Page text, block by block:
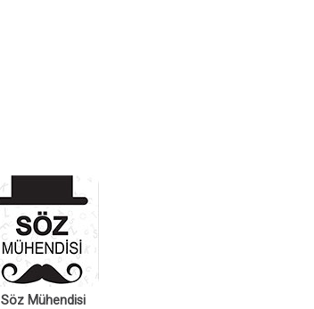
Söz Mühendisi